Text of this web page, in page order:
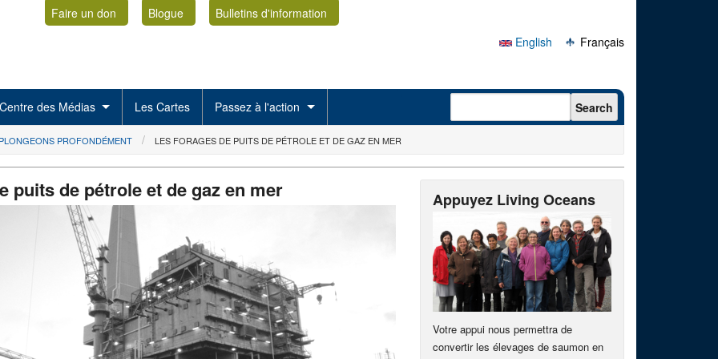
Faire un don Blogue
Bulletins d'information
English
Français
Centre des Médias Les Cartes Passez à l'action Search form Search
PLONGEONS PROFONDÉMENT LES FORAGES DE PUITS DE PÉTROLE ET DE GAZ EN MER
puits de pétrole et de gaz en mer Appuyez Living Oceans
Votre appui nous permettra de
convertir les élevages de saumon en